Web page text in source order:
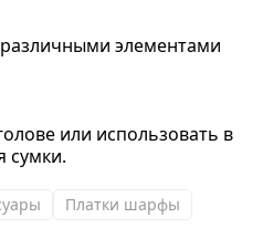
элементами
или использовать в
сумки.
Платки шарфы